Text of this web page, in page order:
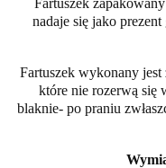
nadaje się jako
Fartuszek wykonany
które nie rozerwą się
blaknie- po praniu